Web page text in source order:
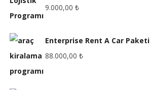
9.000,00 ₺
Enterprise Rent A Car Paketi
88.000,00 ₺